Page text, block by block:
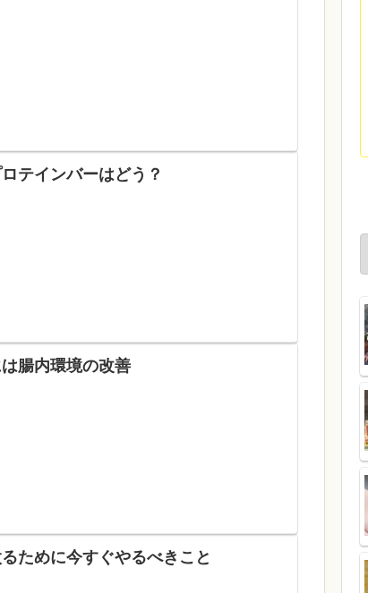
テインバーはどう？
腸内環境の改善
ために今すぐやるべきこと